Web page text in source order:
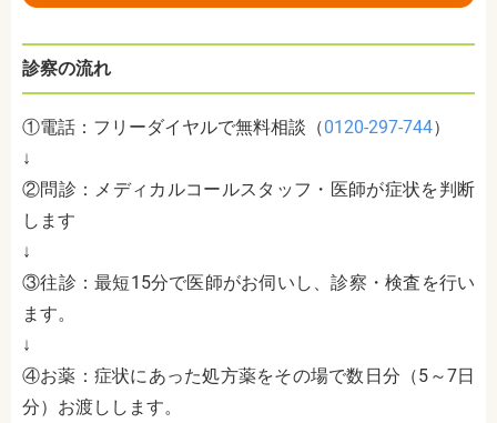
診察の流れ
①電話：フリーダイヤルで無料相談（0120-297-744）
↓
②問診：メディカルコールスタッフ・医師が症状を判断
します
↓
③往診：最短15分で医師がお伺いし、診察・検査を行い
ます。
↓
④お薬：症状にあった処方薬をその場で数日分（5～7日
分）お渡しします。